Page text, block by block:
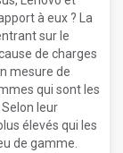
à eux ? La
sur le
de charges
mesure de
qui sont les
leur
élevés qui les
de gamme.